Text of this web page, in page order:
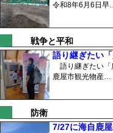
令和8年6月6日早
戦争と平和
語り継ぎたい
語り継ぎたい「
鹿屋市観光物産…
防衛
7/27に海自鹿